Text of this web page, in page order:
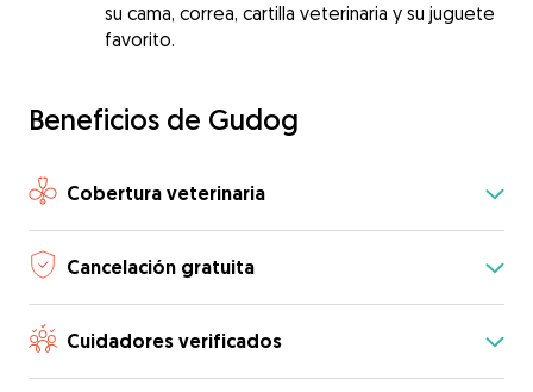
su cama, correa, cartilla veterinaria y su juguete
favorito.
Beneficios de Gudog
Cobertura veterinaria
Cancelación gratuita
Cuidadores verificados